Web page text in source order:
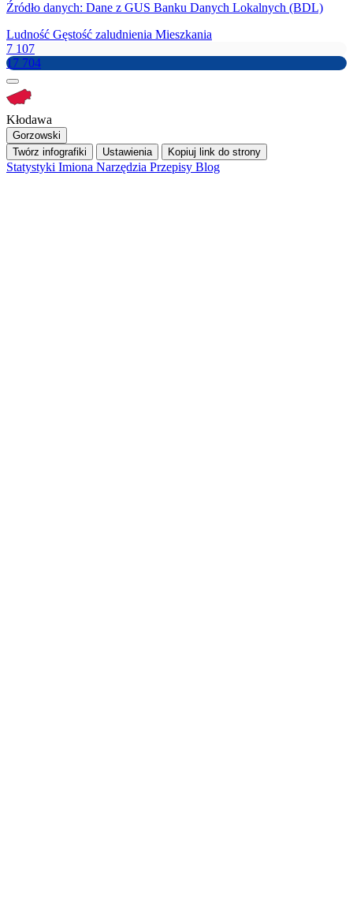
Źródło danych: Dane z GUS Banku Danych Lokalnych (BDL)
Ludność Gęstość zaludnienia Mieszkania
7 107
17 704
Kłodawa
Gorzowski
Twórz infografiki
Ustawienia Kopiuj link do strony
Statystyki Imiona Narzędzia Przepisy Blog